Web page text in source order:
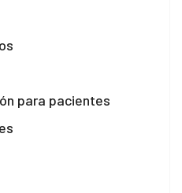
para pacientes